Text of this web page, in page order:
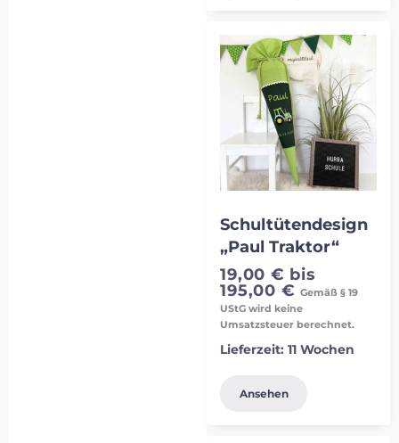
Schultütendesign
„Paul Traktor“
19,00 € bis
195,00 € Gemäß § 19
UStG wird keine
Umsatzsteuer berechnet.
Lieferzeit:11 Wochen
Ansehen